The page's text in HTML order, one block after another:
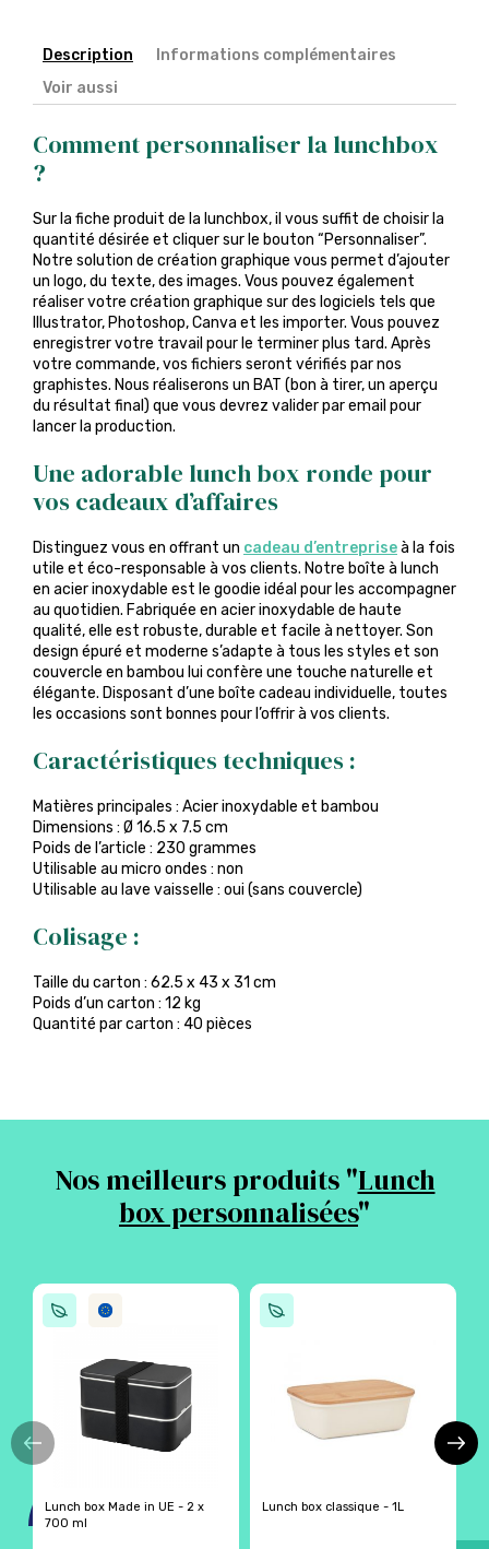
Description
Informations complémentaires
Voir aussi
Comment personnaliser la lunchbox
?
Sur la fiche produit de la lunchbox, il vous suffit de choisir la
quantité désirée et cliquer sur le bouton “Personnaliser”.
Notre solution de création graphique vous permet d’ajouter
un logo, du texte, des images. Vous pouvez également
réaliser votre création graphique sur des logiciels tels que
Illustrator, Photoshop, Canva et les importer. Vous pouvez
enregistrer votre travail pour le terminer plus tard. Après
votre commande, vos fichiers seront vérifiés par nos
graphistes. Nous réaliserons un BAT (bon à tirer, un aperçu
du résultat final) que vous devrez valider par email pour
lancer la production.
Une adorable lunch box ronde pour
vos cadeaux d’affaires
Distinguez vous en offrant un cadeau d’entrepriseà la fois
utile et éco-responsable à vos clients. Notre boîte à lunch
en acier inoxydable est le goodie idéal pour les accompagner
au quotidien. Fabriquée en acier inoxydable de haute
qualité, elle est robuste, durable et facile à nettoyer. Son
design épuré et moderne s’adapte à tous les styles et son
couvercle en bambou lui confère une touche naturelle et
élégante. Disposant d’une boîte cadeau individuelle, toutes
les occasions sont bonnes pour l’offrir à vos clients.
Caractéristiques techniques :
Matières principales : Acier inoxydable et bambou
Dimensions : Ø 16.5 x 7.5 cm
Poids de l’article : 230 grammes
Utilisable au micro ondes : non
Utilisable au lave vaisselle : oui (sans couvercle)
Colisage :
Taille du carton : 62.5 x 43 x 31 cm
Poids d’un carton : 12 kg
Quantité par carton : 40 pièces
Nos meilleurs produits "Lunch
box personnalisées"
Lunch box Made in UE - 2 x
700 ml
Lunch box classique - 1L